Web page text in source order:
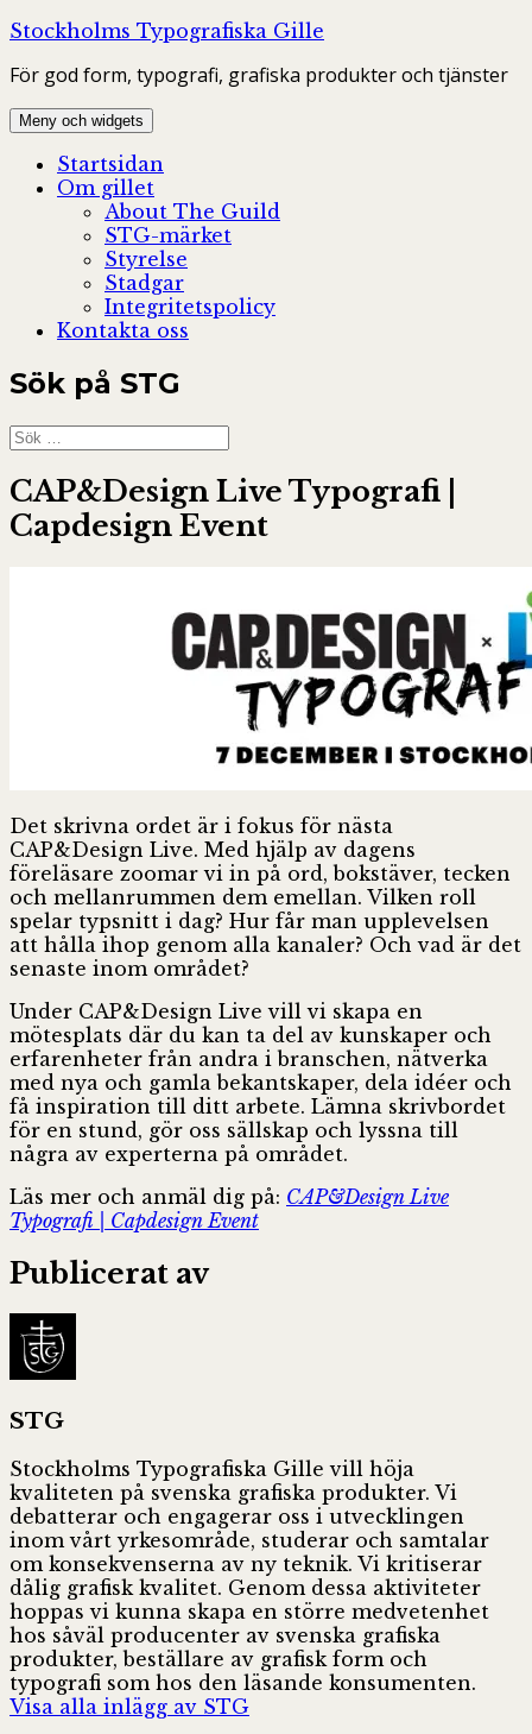
Hoppa
innehåll
Stockholms Typografiska Gille
För god form, typografi, grafiska produkter och tjänster
Meny och widgets
Startsidan
Om gillet
About The Guild
STG-märket
Styrelse
Stadgar
Integritetspolicy
Kontakta oss
Sök på STG
Sök
efter:
CAP&Design Live Typografi |
Capdesign Event
Det skrivna ordet är i fokus för nästa
CAP&Design Live. Med hjälp av dagens
föreläsare zoomar vi in på ord, bokstäver, tecken
och mellanrummen dem emellan. Vilken roll
spelar typsnitt i dag? Hur får man upplevelsen
att hålla ihop genom alla kanaler? Och vad är det
senaste inom området?
Under CAP&Design Live vill vi skapa en
mötesplats där du kan ta del av kunskaper och
erfarenheter från andra i branschen, nätverka
med nya och gamla bekantskaper, dela idéer och
få inspiration till ditt arbete. Lämna skrivbordet
för en stund, gör oss sällskap och lyssna till
några av experterna på området.
Läs mer och anmäl dig på: CAP&Design Live
Typografi | Capdesign Event
Publicerat av
STG
Stockholms Typografiska Gille vill höja
kvaliteten på svenska grafiska produkter. Vi
debatterar och engagerar oss i utvecklingen
inom vårt yrkesområde, studerar och samtalar
om konsekvenserna av ny teknik. Vi kritiserar
dålig grafisk kvalitet. Genom dessa aktiviteter
hoppas vi kunna skapa en större medvetenhet
hos såväl producenter av svenska grafiska
produkter, beställare av grafisk form och
typografi som hos den läsande konsumenten.
Visa alla inlägg av STG